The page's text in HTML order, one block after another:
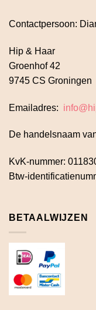
Contactpersoon:
Hip & Haar
Groenhof 42
9745 CS Groningen
Emailadres:
De handelsnaam
KvK-nummer:
Btw-
BETAALWIJZEN